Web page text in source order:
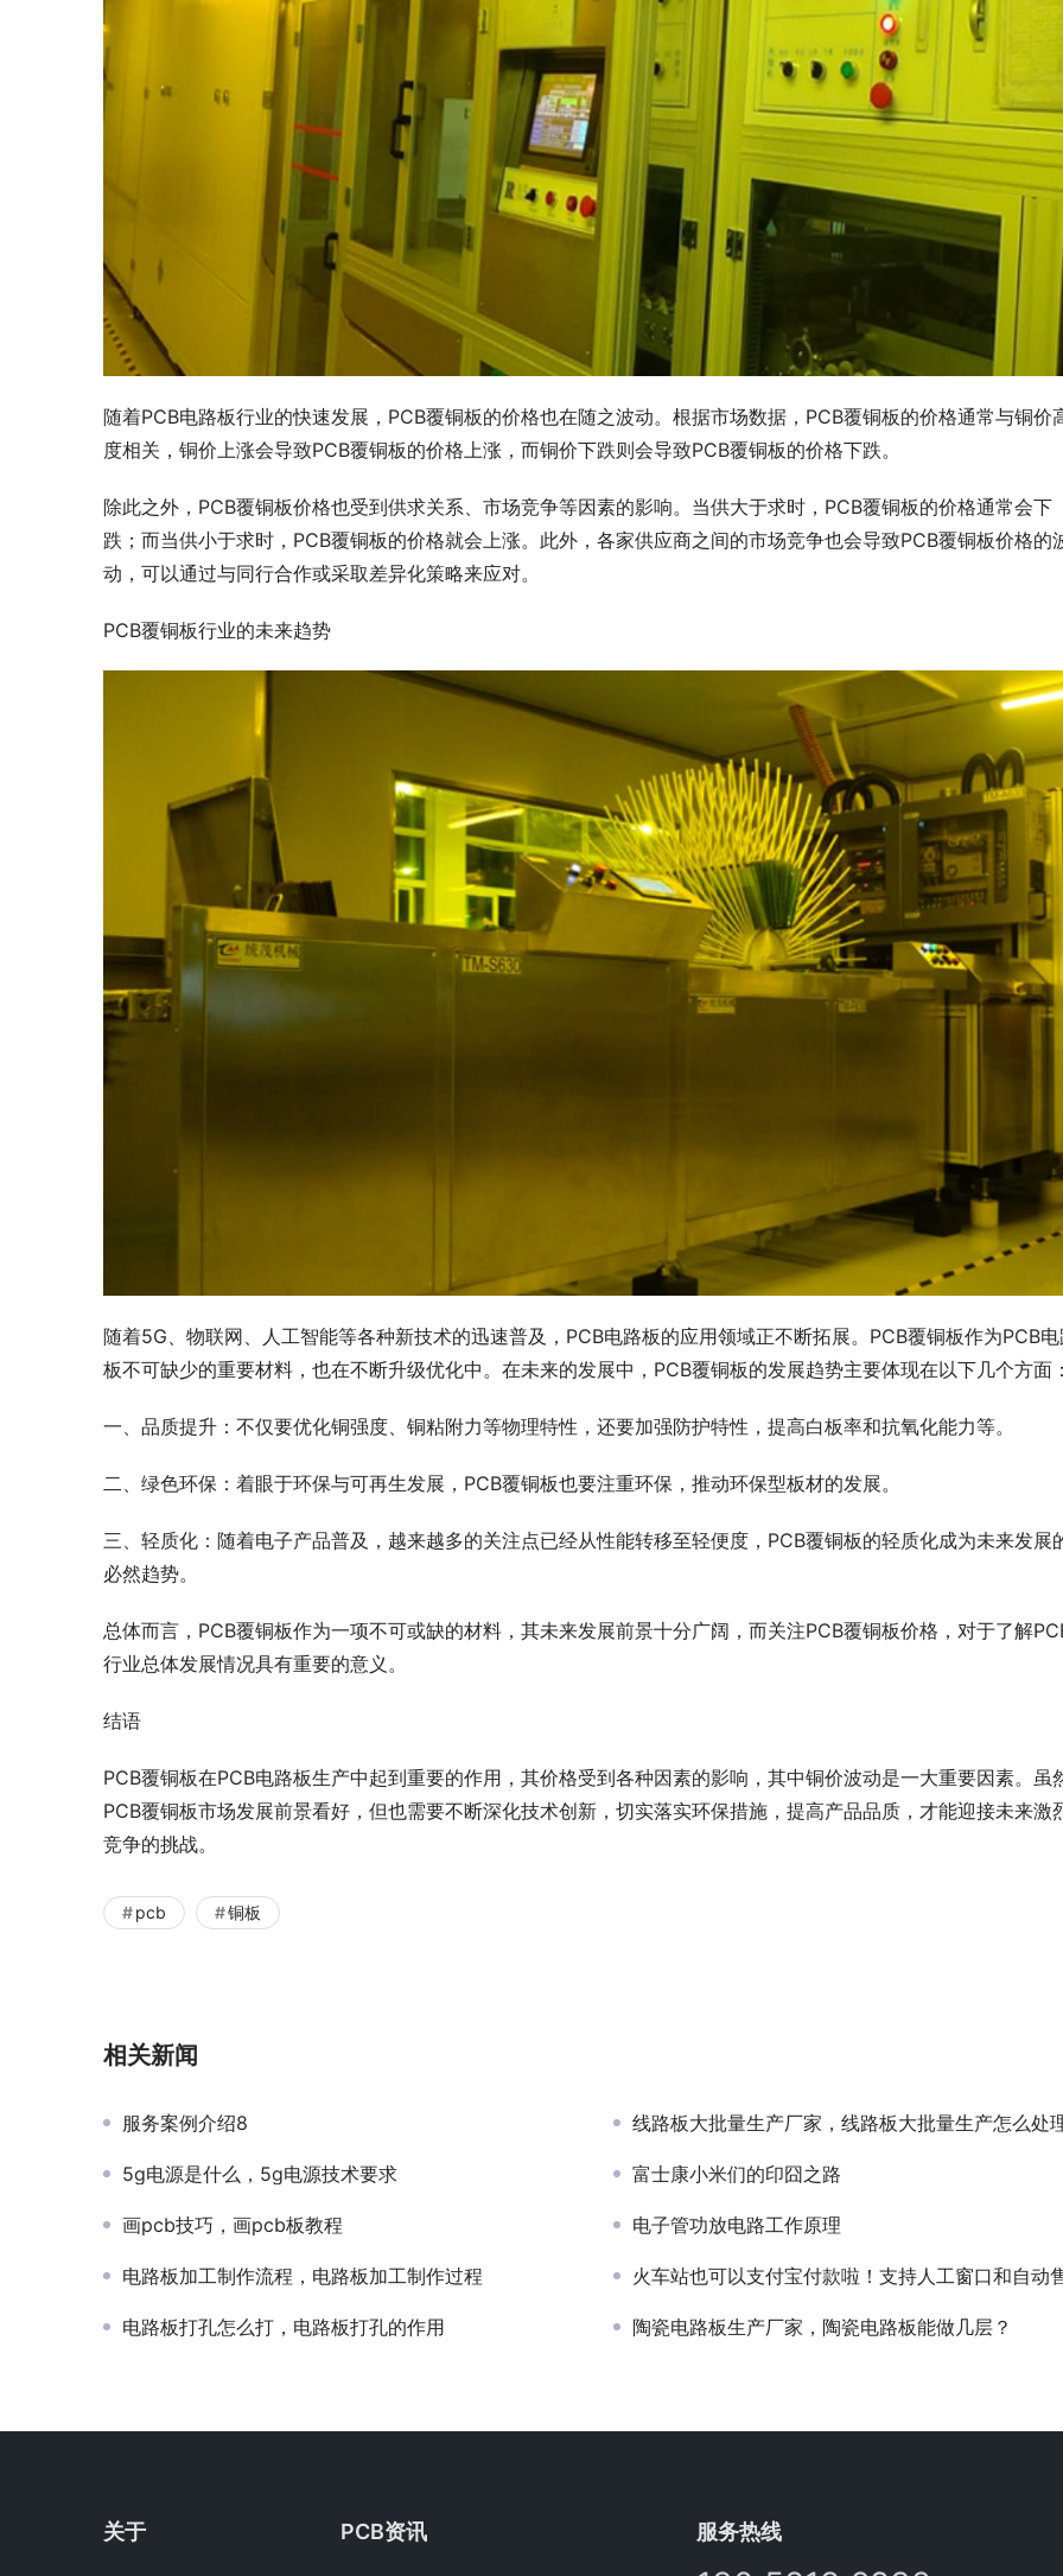
随着PCB电路板行业的快速发展，PCB覆铜板的价格也在随之波动。根据市场数据，PCB覆铜板的价格通常与铜价
度相关，铜价上涨会导致PCB覆铜板的价格上涨，而铜价下跌则会导致PCB覆铜板的价格下跌。
除此之外，PCB覆铜板价格也受到供求关系、市场竞争等因素的影响。当供大于求时，PCB覆铜板的价格通常会下
跌；而当供小于求时，PCB覆铜板的价格就会上涨。此外，各家供应商之间的市场竞争也会导致PCB覆铜板价格的
动，可以通过与同行合作或采取差异化策略来应对。
PCB覆铜板行业的未来趋势
随着5G、物联网、人工智能等各种新技术的迅速普及，PCB电路板的应用领域正不断拓展。PCB覆铜板作为PCB
板不可缺少的重要材料，也在不断升级优化中。在未来的发展中，PCB覆铜板的发展趋势主要体现在以下几个方面
一、品质提升：不仅要优化铜强度、铜粘附力等物理特性，还要加强防护特性，提高白板率和抗氧化能力等。
二、绿色环保：着眼于环保与可再生发展，PCB覆铜板也要注重环保，推动环保型板材的发展。
三、轻质化：随着电子产品普及，越来越多的关注点已经从性能转移至轻便度，PCB覆铜板的轻质化成为未来发展
必然趋势。
总体而言，PCB覆铜板作为一项不可或缺的材料，其未来发展前景十分广阔，而关注PCB覆铜板价格，对于了解
行业总体发展情况具有重要的意义。
结语
PCB覆铜板在PCB电路板生产中起到重要的作用，其价格受到各种因素的影响，其中铜价波动是一大重要因素。虽
PCB覆铜板市场发展前景看好，但也需要不断深化技术创新，切实落实环保措施，提高产品品质，才能迎接未来激
竞争的挑战。
pcb 铜板
相关新闻
服务案例介绍8 线路板大批量生产厂家，线路板大批量生产怎么处
5g电源是什么，5g电源技术要求 富士康小米们的印囧之路
画pcb技巧，画pcb板教程 电子管功放电路工作原理
电路板加工制作流程，电路板加工制作过程 火车站也可以支付宝付款啦！支持人工窗口和自动售票
电路板打孔怎么打，电路板打孔的作用 陶瓷电路板生产厂家，陶瓷电路板能做几层？
关于 PCB资讯 服务热线